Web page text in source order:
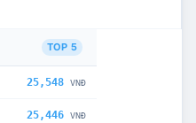
TOP 5
25,548 VNĐ
25,446 VNĐ